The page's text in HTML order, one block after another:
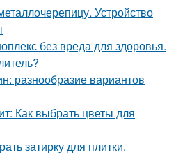
Устройство
без вреда для здоровья.
разнообразие вариантов
Как выбрать цветы для
затирку для плитки.